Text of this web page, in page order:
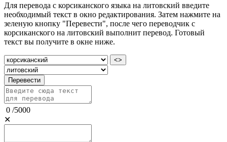
Для перевода с корсиканского языка на литовский введите
необходимый текст в окно редактирования. Затем нажмите на
зеленую кнопку "Перевести", после чего переводчик с
корсиканского на литовский выполнит перевод. Готовый
текст вы получите в окне ниже.
<>
Перевести
0 /5000
✕